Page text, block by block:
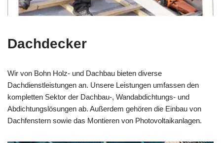
Dachdecker
Wir von Bohn Holz- und Dachbau bieten diverse
Dachdienstleistungen an. Unsere Leistungen umfassen den
kompletten Sektor der Dachbau-, Wandabdichtungs- und
Abdichtungslösungen ab. Außerdem gehören die Einbau von
Dachfenstern sowie das Montieren von Photovoltaikanlagen.